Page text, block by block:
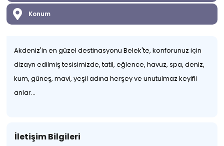
Konum
Akdeniz'in en güzel destinasyonu Belek'te, konforunuz için
dizayn edilmiş tesisimizde, tatil, eğlence, havuz, spa, deniz,
kum, güneş, mavi, yeşil adına herşey ve unutulmaz keyifli
anlar...
İletişim Bilgileri